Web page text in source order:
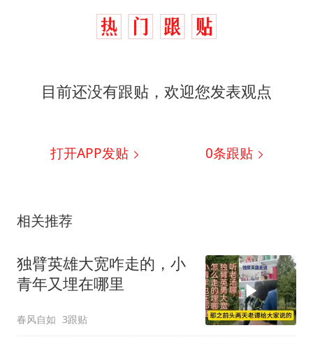
目前还没有跟贴，欢迎您发表观点
打开APP发贴 0条跟贴
相关推荐
独臂英雄大宽咋走的，小
青年又埋在哪里
春风自如 3跟贴